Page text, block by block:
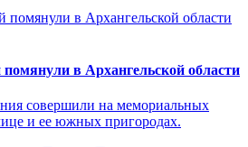
в Архангельской области
совершили на мемориальных
и ее южных пригородах.